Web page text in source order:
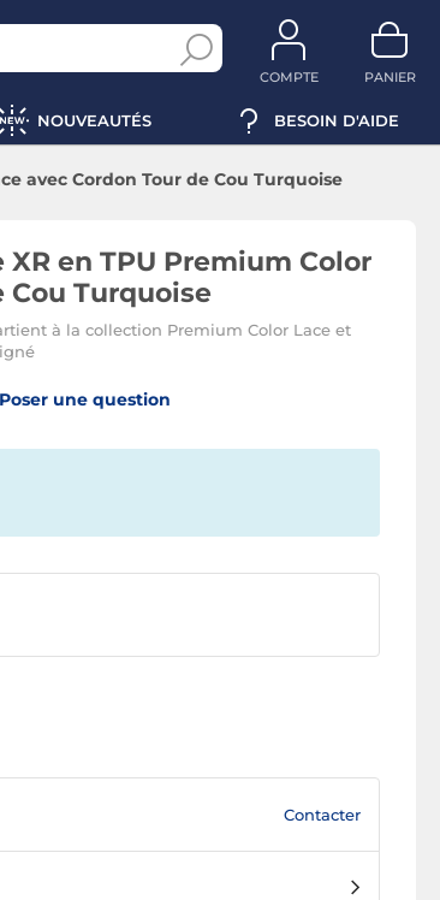
COMPTE PANIER
NOUVEAUTÉS BESOIN D'AIDE
avec Cordon Tour de Cou Turquoise
en TPU Premium Color
Cou Turquoise
à la collection Premium Color Lace et
Poser une question
Contacter